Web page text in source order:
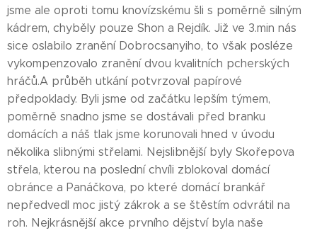
jsme ale oproti tomu knovízskému šli s poměrně silným
kádrem, chyběly pouze Shon a Rejdík. Již ve 3.min nás
sice oslabilo zranění Dobrocsanyiho, to však posléze
vykompenzovalo zranění dvou kvalitních pcherských
hráčů.A průběh utkání potvrzoval papírové
předpoklady. Byli jsme od začátku lepším týmem,
poměrně snadno jsme se dostávali před branku
domácích a náš tlak jsme korunovali hned v úvodu
několika slibnými střelami. Nejslibnější byly Skořepova
střela, kterou na poslední chvíli zblokoval domácí
obránce a Panáčkova, po které domácí brankář
nepředvedl moc jistý zákrok a se štěstím odvrátil na
roh. Nejkrásnější akce prvního dějství byla naše